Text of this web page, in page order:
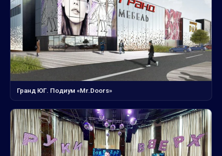
Гранд ЮГ. Подиум «Mr.Doors»